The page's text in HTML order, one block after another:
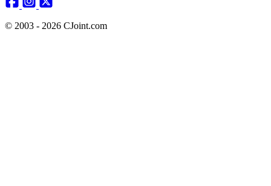
© 2003 - 2026 CJoint.com